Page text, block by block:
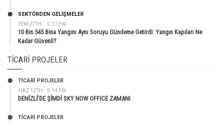
TEM 27TH 5:37 PM
SEKTÖRDEN GELIŞMELER
10 Bin 545 Bina Yangını Aynı Soruyu Gündeme Getirdi: Yangın Kapıları Ne
Kadar Güvenli?
TICARI PROJELER
HAZ 12TH 5:14 PM
TİCARİ PROJELER
DENİZLİ’DE ŞİMDİ SKY NOW OFFICE ZAMANI
TİCARİ PROJELER